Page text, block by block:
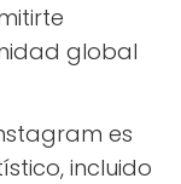
global
es
incluido